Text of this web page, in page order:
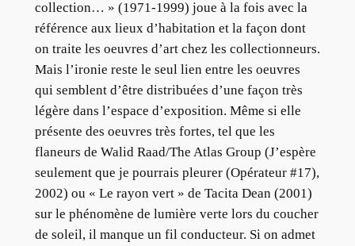
collection… » (1971-1999) joue à la fois avec la
référence aux lieux d’habitation et la façon dont
on traite les oeuvres d’art chez les collectionneurs.
Mais l’ironie reste le seul lien entre les oeuvres
qui semblent d’être distribuées d’une façon très
légère dans l’espace d’exposition. Même si elle
présente des oeuvres très fortes, tel que les
flaneurs de Walid Raad/The Atlas Group (J’espère
seulement que je pourrais pleurer (Opérateur #17),
2002) ou « Le rayon vert » de Tacita Dean (2001)
sur le phénomène de lumière verte lors du coucher
de soleil, il manque un fil conducteur. Si on admet